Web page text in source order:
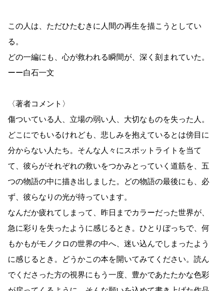
この人は、ただひたむきに人間の再生を描こうとしてい
る。
どの一編にも、心が救われる瞬間が、深く刻まれていた。
ーー白石一文
〈著者コメント〉
傷ついている人、立場の弱い人、大切なものを失った人。
どこにでもいるけれども、悲しみを抱えているとは傍目に
分からない人たち。そんな人々にスポットライトを当て
て、彼らがそれぞれの救いをつかみとっていく道筋を、五
つの物語の中に描き出しました。どの物語の最後にも、必
ず、彼らなりの光が待っています。
なんだか疲れてしまって、昨日までカラーだった世界が、
急に彩りを失ったように感じるとき。ひとりぼっちで、何
もかもがモノクロの世界の中へ、迷い込んでしまったよう
に感じるとき。どうかこの本を開いてみてください。読ん
でくださった方の視界にもう一度、豊かであたたかな色彩